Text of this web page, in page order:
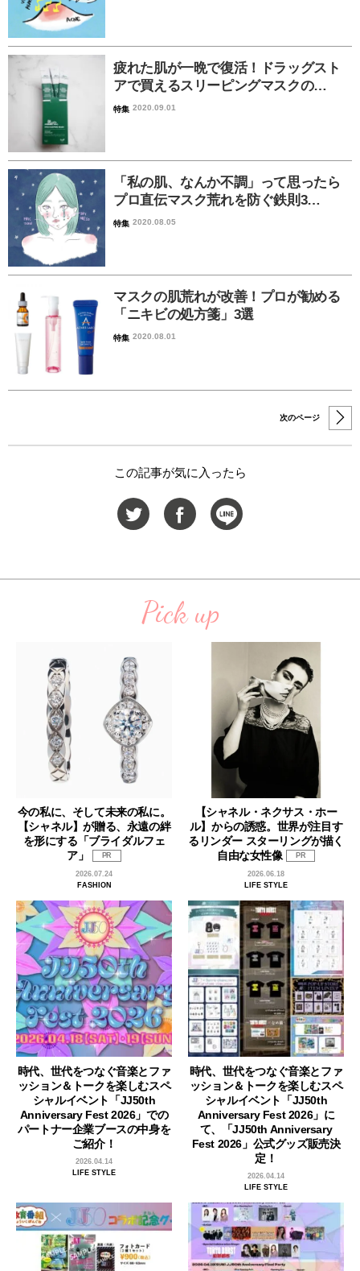
疲れた肌が一晩で復活！ドラッグスト
アで買えるスリーピングマスクの…
特集 2020.09.01
「私の肌、なんか不調」って思ったら
プロ直伝マスク荒れを防ぐ鉄則3…
特集 2020.08.05
マスクの肌荒れが改善！プロが勧める
「ニキビの処方箋」3選
特集 2020.08.01
次のページ
この記事が気に入ったら
Pick up
今の私に、そして未来の私に。
【シャネル】が贈る、永遠の絆
を形にする「ブライダルフェ
ア」
PR
2026.07.24
FASHION
【シャネル・ネクサス・ホー
ル】からの誘惑。世界が注目す
るリンダー スターリングが描く
自由な女性像
PR
2026.06.18
LIFE STYLE
時代、世代をつなぐ音楽とファ
ッション＆トークを楽しむスペ
シャルイベント「JJ50th
Anniversary Fest 2026」での
パートナー企業ブースの中身を
ご紹介！
2026.04.14
LIFE STYLE
時代、世代をつなぐ音楽とファ
ッション＆トークを楽しむスペ
シャルイベント「JJ50th
Anniversary Fest 2026」に
て、「JJ50th Anniversary
Fest 2026」公式グッズ販売決
定！
2026.04.14
LIFE STYLE